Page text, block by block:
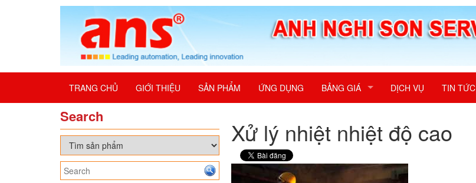
TRANG CHỦ GIỚI THIỆU SẢN PHẨM ỨNG DỤNG BẢNG GIÁ DỊCH VỤ TIN TỨC
Search
Xử lý nhiệt nhiệt độ cao